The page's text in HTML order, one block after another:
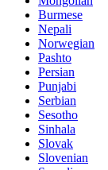
Burmese
Nepali
Norwegian
Pashto
Persian
Punjabi
Serbian
Sesotho
Sinhala
Slovak
Slovenian